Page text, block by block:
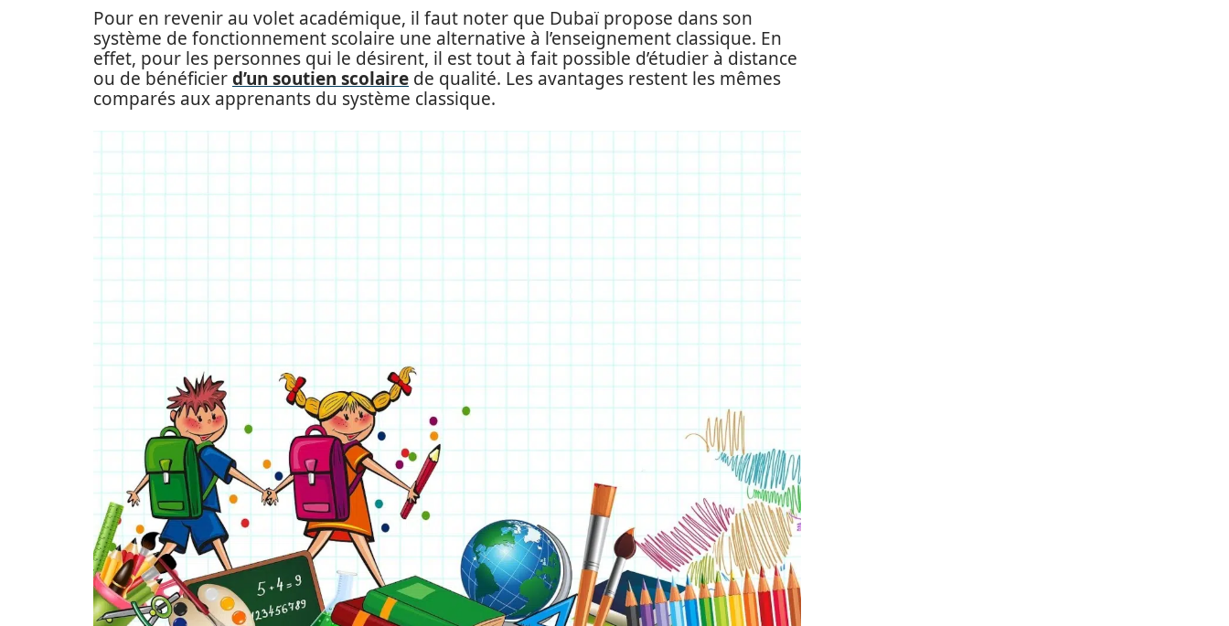
Pour en revenir au volet académique, il faut noter que Dubaï propose dans son
système de fonctionnement scolaire une alternative à l’enseignement classique. En
effet, pour les personnes qui le désirent, il est tout à fait possible d’étudier à distance
ou de bénéficierd’un soutien scolaire de qualité. Les avantages restent les mêmes
comparés aux apprenants du système classique.